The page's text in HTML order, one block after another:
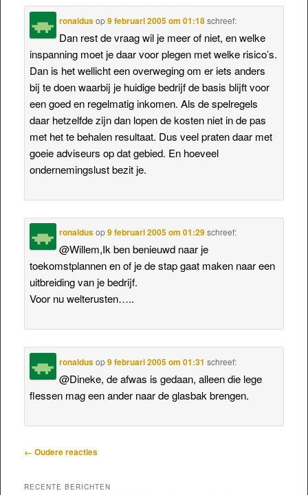
ronaldusop9 februari 2005 om 01:18 schreef:
Dan rest de vraag wil je meer of niet, en welke
inspanning moet je daar voor plegen met welke risico’s.
Dan is het wellicht een overweging om er iets anders
bij te doen waarbij je huidige bedrijf de basis blijft voor
een goed en regelmatig inkomen. Als de spelregels
daar hetzelfde zijn dan lopen de kosten niet in de pas
met het te behalen resultaat. Dus veel praten daar met
goeie adviseurs op dat gebied. En hoeveel
ondernemingslust bezit je.
ronaldusop9 februari 2005 om 01:29 schreef:
@Willem,Ik ben benieuwd naar je
toekomstplannen en of je de stap gaat maken naar een
uitbreiding van je bedrijf.
Voor nu welterusten…..
ronaldusop9 februari 2005 om 01:31 schreef:
@Dineke, de afwas is gedaan, alleen die lege
flessen mag een ander naar de glasbak brengen.
Reactienavigatie
← Oudere reacties
RECENTE BERICHTEN